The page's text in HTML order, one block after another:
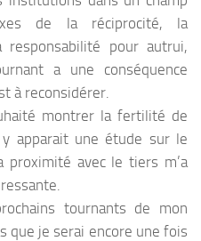
de la réciprocité, la
responsabilité pour autrui,
a une conséquence
à reconsidérer.
montrer la fertilité de
apparait une étude sur le
proximité avec le tiers m’a
tournants de mon
que je serai encore une fois